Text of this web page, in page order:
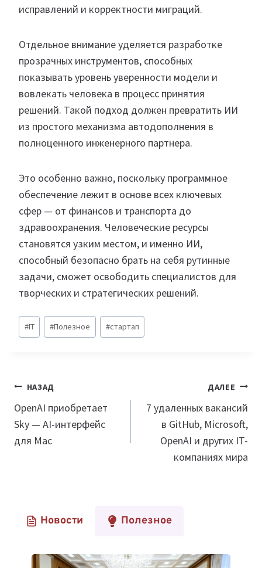
исправлений и корректности миграций.
Отдельное внимание уделяется разработке
прозрачных инструментов, способных
показывать уровень уверенности модели и
вовлекать человека в процесс принятия
решений. Такой подход должен превратить ИИ
из простого механизма автодополнения в
полноценного инженерного партнера.
Это особенно важно, поскольку программное
обеспечение лежит в основе всех ключевых
сфер — от финансов и транспорта до
здравоохранения. Человеческие ресурсы
становятся узким местом, и именно ИИ,
способный безопасно брать на себя рутинные
задачи, сможет освободить специалистов для
творческих и стратегических решений.
Метки
записи:
#IT #Полезное #стартап
Навигация
по
записям
НАЗАД
OpenAI приобретает
Sky — AI-интерфейс
для Mac
ДАЛЕЕ
7 удаленных вакансий
в GitHub, Microsoft,
OpenAI и других IT-
компаниях мира
Новости Полезное